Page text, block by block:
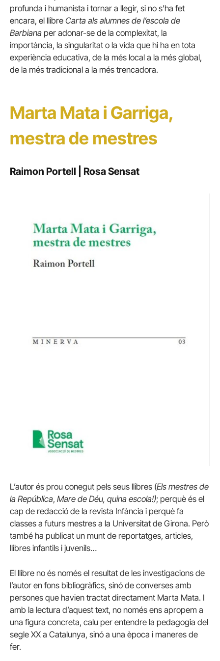
profunda i humanista i tornar a llegir, si no s’ha fet
encara, el llibre Carta als alumnes de l’escola de
Barbiana per adonar-se de la complexitat, la
importància, la singularitat o la vida que hi ha en tota
experiència educativa, de la més local a la més global,
de la més tradicional a la més trencadora.
Marta Mata i Garriga,
mestra de mestres
Raimon Portell | Rosa Sensat
L’autor és prou conegut pels seus llibres (Els mestres de
la República, Mare de Déu, quina escola!); perquè és el
cap de redacció de la revista Infància i perquè fa
classes a futurs mestres a la Universitat de Girona. Però
també ha publicat un munt de reportatges, articles,
llibres infantils i juvenils…
El llibre no és només el resultat de les investigacions de
l’autor en fons bibliogràfics, sinó de converses amb
persones que havien tractat directament Marta Mata. I
amb la lectura d’aquest text, no només ens apropem a
una figura concreta, calu per entendre la pedagogia del
segle XX a Catalunya, sinó a una època i maneres de
fer.